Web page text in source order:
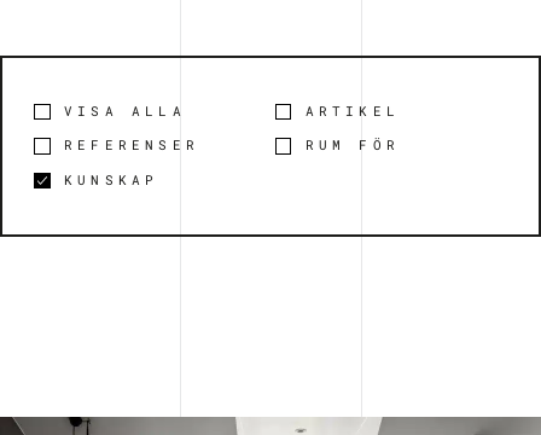
VISA ALLA ARTIKEL
REFERENSER RUM FÖR
KUNSKAP